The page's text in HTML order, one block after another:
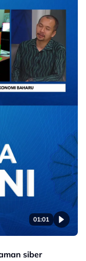
01:01
siber